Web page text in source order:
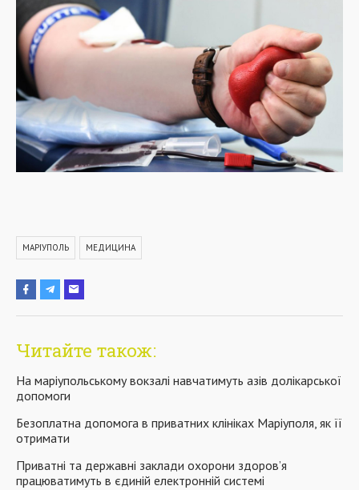
МАРІУПОЛЬ МЕДИЦИНА
Читайте також:
На маріупольському вокзалі навчатимуть азів долікарської
допомоги
Безоплатна допомога в приватних клініках Маріуполя, як її
отримати
Приватні та державні заклади охорони здоров’я
працюватимуть в єдиній електронній системі